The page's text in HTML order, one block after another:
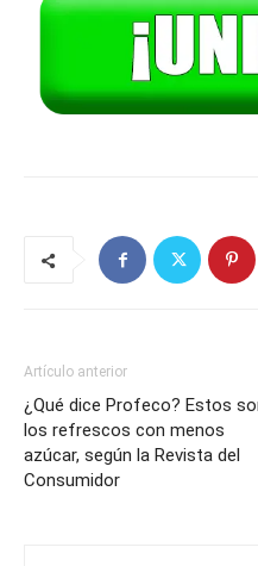
Artículo anterior
¿Qué dice Profeco? Estos
los refrescos con menos
azúcar, según la Revista del
Consumidor